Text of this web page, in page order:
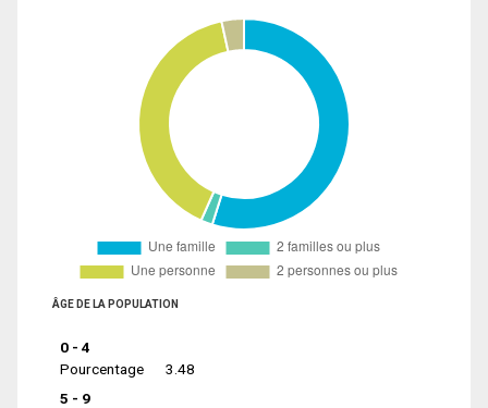
ÂGE DE LA POPULATION
0 - 4
Pourcentage
3.48
5 - 9